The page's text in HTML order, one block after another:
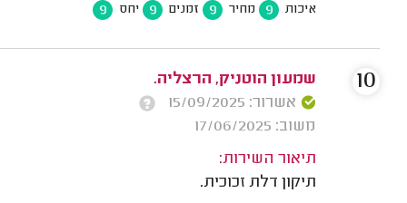
איכות 9 מחיר 9 זמנים 9 יחס 9
שמעון הוטניק, הרצליה.
אשרור: 15/09/2025
משוב: 17/06/2025
תיאור השירות:
תיקון דלת זכוכית.
10